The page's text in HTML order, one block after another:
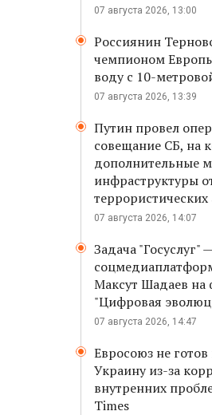
07 августа 2026, 13:00
Россиянин
чемпионом
воду с 10-
07 августа 2026, 13:39
Путин провел
совещание СБ, на
дополнительные
инфраструктуры
террористических
07 августа 2026, 14:07
Задача "Госуслуг"
Максут Шадаев на
"Цифровая
07 августа 2026, 14:47
Евросоюз не
Украину из-за
внутренних
Times